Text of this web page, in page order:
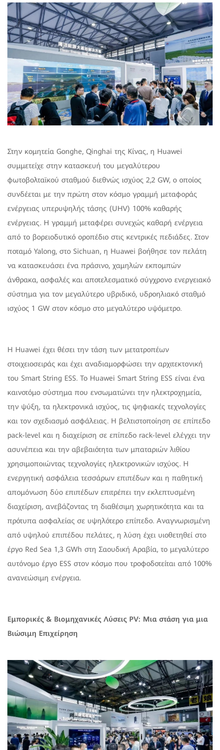
Στην κομητεία Gonghe, Qinghai της Κίνας, η Huawei
συμμετείχε στην κατασκευή του μεγαλύτερου
φωτοβολταϊκού σταθμού διεθνώς ισχύος 2,2 GW, ο οποίος
συνδέεται με την πρώτη στον κόσμο γραμμή μεταφοράς
ενέργειας υπερυψηλής τάσης (UHV) 100% καθαρής
ενέργειας. Η γραμμή μεταφέρει συνεχώς καθαρή ενέργεια
από το βορειοδυτικό οροπέδιο στις κεντρικές πεδιάδες. Στον
ποταμό Yalong, στο Sichuan, η Huawei βοήθησε τον πελάτη
να κατασκευάσει ένα πράσινο, χαμηλών εκπομπών
άνθρακα, ασφαλές και αποτελεσματικό σύγχρονο ενεργειακό
σύστημα για τον μεγαλύτερο υβριδικό, υδροηλιακό σταθμό
ισχύος 1 GW στον κόσμο στο μεγαλύτερο υψόμετρο.
Η Huawei έχει θέσει την τάση των μετατροπέων
στοιχειοσειράς και έχει αναδιαμορφώσει την αρχιτεκτονική
του Smart String ESS. Το Huawei Smart String ESS είναι ένα
καινοτόμο σύστημα που ενσωματώνει την ηλεκτροχημεία,
την ψύξη, τα ηλεκτρονικά ισχύος, τις ψηφιακές τεχνολογίες
και τον σχεδιασμό ασφάλειας. Η βελτιστοποίηση σε επίπεδο
pack-level και η διαχείριση σε επίπεδο rack-level ελέγχει την
ασυνέπεια και την αβεβαιότητα των μπαταριών λιθίου
χρησιμοποιώντας τεχνολογίες ηλεκτρονικών ισχύος. Η
ενεργητική ασφάλεια τεσσάρων επιπέδων και η παθητική
απομόνωση δύο επιπέδων επιτρέπει την εκλεπτυσμένη
διαχείριση, ανεβάζοντας τη διαθέσιμη χωρητικότητα και τα
πρότυπα ασφαλείας σε υψηλότερο επίπεδο. Αναγνωρισμένη
από υψηλού επιπέδου πελάτες, η λύση έχει υιοθετηθεί στο
έργο Red Sea 1,3 GWh στη Σαουδική Αραβία, το μεγαλύτερο
αυτόνομο έργο ESS στον κόσμο που τροφοδοτείται από 100%
ανανεώσιμη ενέργεια.
Εμπορικές & Βιομηχανικές Λύσεις PV: Μια στάση για μια
Βιώσιμη Επιχείρηση